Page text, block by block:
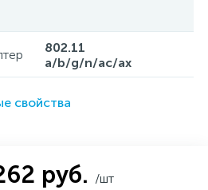
802.11
a/b/g/n/ac/ax
свойства
руб. /шт